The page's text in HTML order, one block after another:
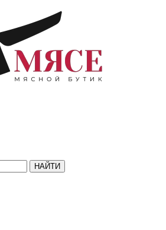
НАЙТИ